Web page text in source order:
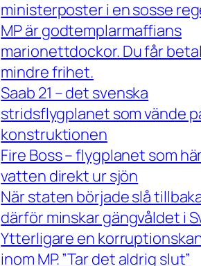
ministerposter i en sosse
MP är godtemplarmaffians
marionettdockor. Du får
mindre frihet.
Saab 21 – det svenska
stridsflygplanet som vände
konstruktionen
Fire Boss – flygplanet som
vatten direkt ur sjön
När staten började slå
därför minskar gängvåldet i
Ytterligare en
inom MP. ”Tar det aldrig slut”